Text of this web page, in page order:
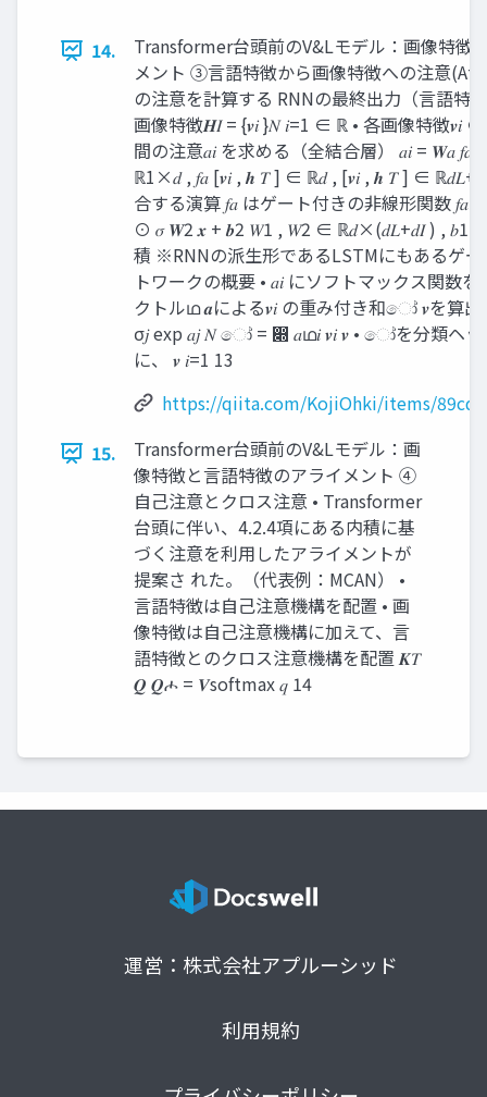
14.
Transformer台頭前のV&Lモデル：画像特徴
メント ③言語特徴から画像特徴への注意
の注意を計算する RNNの最終出力（言語特
画像特徴𝑯𝐼 = {𝒗𝑖 }𝑁 𝑖=1 ∈ ℝ • 各画像特徴𝒗𝑖
間の注意𝑎𝑖 を求める（全結合層） 𝑎𝑖 = 𝑾𝑎 𝑓𝑎
ℝ1×𝑑 , 𝑓𝑎 [𝒗𝑖 , 𝒉 𝑇 ] ∈ ℝ𝑑 , [𝒗𝑖 , 𝒉 𝑇 ] ∈
合する演算 𝑓𝑎 はゲート付きの非線形関数 𝑓𝑎
⊙ 𝜎 𝑾2 𝒙 + 𝒃2 𝑊1 , 𝑊2 ∈ ℝ𝑑×(𝑑𝐿+𝑑𝐼 ) , 𝑏1
積 ※RNNの派生形であるLSTMにもあるゲ
トワークの概要 • 𝑎𝑖 にソフトマックス関数
クトルഥ 𝒂による𝒗𝑖 の重み付き和ෝ 𝒗を算出
σ𝑗 exp 𝑎𝑗 𝑁 ෝ = ෍ 𝑎ഥ𝑖 𝒗𝑖 𝒗 • ෝを分類ヘッ
に、 𝒗 𝑖=1 13
https://qiita.com/KojiOhki/items/
15.
Transformer台頭前のV&Lモデル：画
像特徴と言語特徴のアライメント ④
自己注意とクロス注意 • Transformer
台頭に伴い、4.2.4項にある内積に基
づく注意を利用したアライメントが
提案さ れた。（代表例：MCAN） •
言語特徴は自己注意機構を配置 • 画
像特徴は自己注意機構に加えて、言
語特徴とのクロス注意機構を配置 𝑲𝑇
𝑸 𝑸ሖ = 𝑽softmax 𝑞 14
運営：株式会社アプルーシッド
利用規約